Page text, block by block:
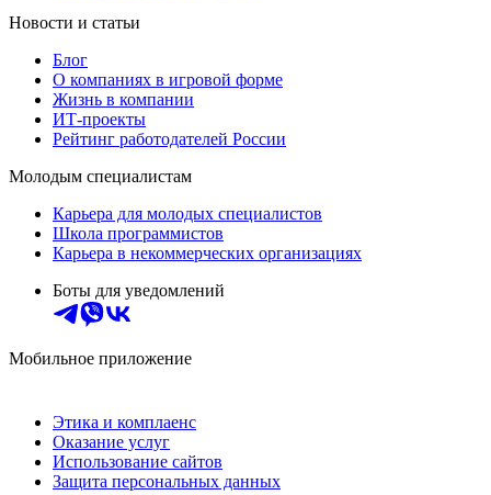
Новости и статьи
Блог
О компаниях в игровой форме
Жизнь в компании
ИТ-проекты
Рейтинг работодателей России
Молодым специалистам
Карьера для молодых специалистов
Школа программистов
Карьера в некоммерческих организациях
Боты для уведомлений
Мобильное приложение
Этика и комплаенс
Оказание услуг
Использование сайтов
Защита персональных данных